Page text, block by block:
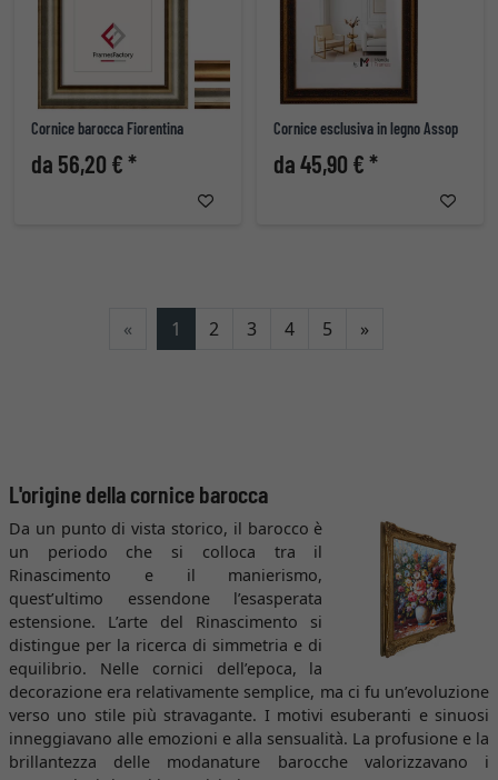
Cornice barocca Fiorentina
da 56,20 € *
Cornice esclusiva in legno Assop
da 45,90 € *
« 1 2 3 4 5 »Avanti
L'origine della cornice barocca
Da un punto di vista storico, il barocco è
un periodo che si colloca tra il
Rinascimento e il manierismo,
quest’ultimo essendone l’esasperata
estensione. L’arte del Rinascimento si
distingue per la ricerca di simmetria e di
equilibrio. Nelle cornici dell’epoca, la
decorazione era relativamente semplice, ma ci fu un’evoluzione
verso uno stile più stravagante. I motivi esuberanti e sinuosi
inneggiavano alle emozioni e alla sensualità. La profusione e la
brillantezza delle modanature barocche valorizzavano i